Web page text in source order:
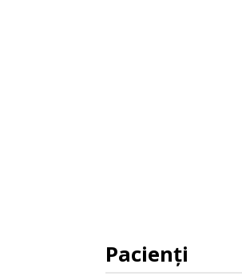
Pacienţi